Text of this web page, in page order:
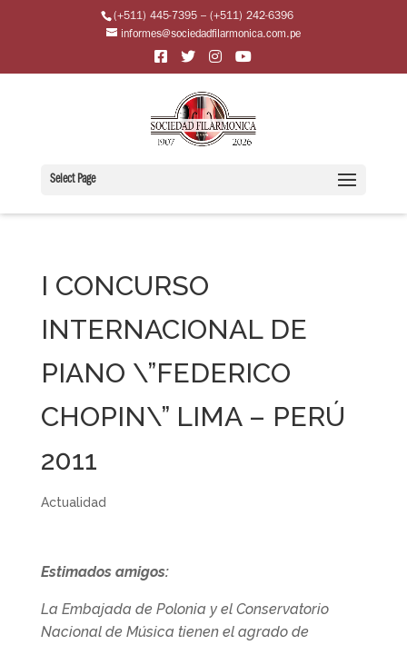
(+511) 445-7395 – (+511) 242-6396
informes@sociedadfilarmonica.com.pe
Select Page
I CONCURSO
INTERNACIONAL DE
PIANO \”FEDERICO
CHOPIN\” LIMA – PERÚ
2011
Actualidad
Estimados amigos:
La Embajada de Polonia y el Conservatorio
Nacional de Música tienen el agrado de